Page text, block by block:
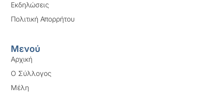
Μενού
Αρχική
Ο Σύλλογος
Μέλη
Εκδηλώσεις
Πολιτική Απορρήτου